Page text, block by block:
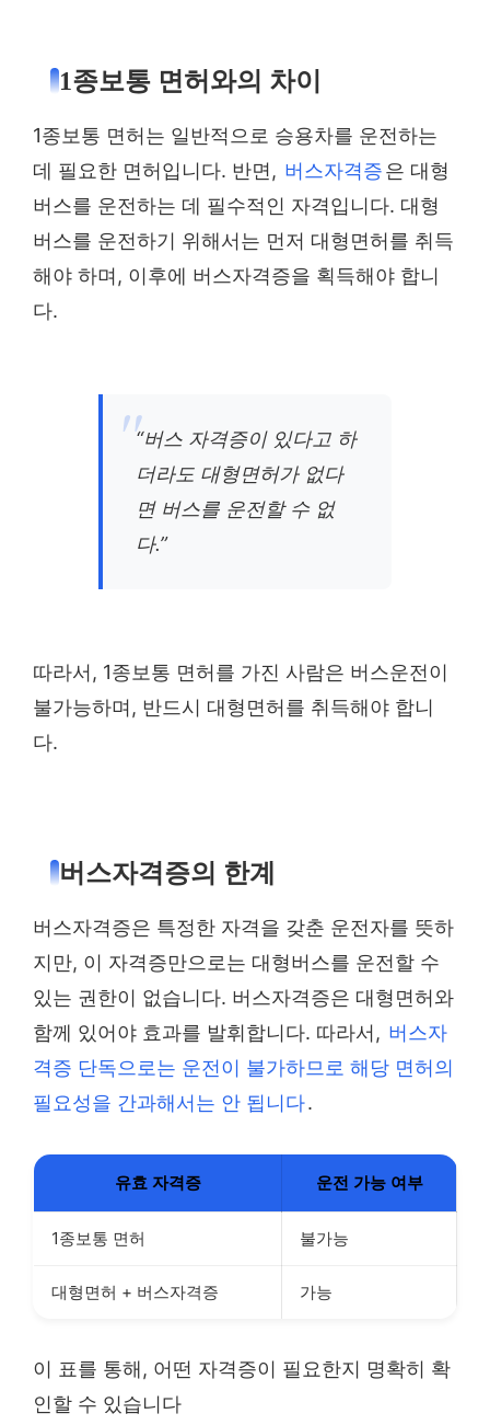
1종보통 면허와의 차이
1종보통 면허는 일반적으로 승용차를 운전하는
데 필요한 면허입니다. 반면, 버스자격증은 대형
버스를 운전하는 데 필수적인 자격입니다. 대형
버스를 운전하기 위해서는 먼저 대형면허를 취득
해야 하며, 이후에 버스자격증을 획득해야 합니
다.
“버스 자격증이 있다고 하
더라도 대형면허가 없다
면 버스를 운전할 수 없
다.”
따라서, 1종보통 면허를 가진 사람은 버스운전이
불가능하며, 반드시 대형면허를 취득해야 합니
다.
버스자격증의 한계
버스자격증은 특정한 자격을 갖춘 운전자를 뜻하
지만, 이 자격증만으로는 대형버스를 운전할 수
있는 권한이 없습니다. 버스자격증은 대형면허와
함께 있어야 효과를 발휘합니다. 따라서, 버스자
격증 단독으로는 운전이 불가하므로 해당 면허의
필요성을 간과해서는 안 됩니다.
유효 자격증 운전 가능 여부
1종보통 면허 불가능
대형면허 + 버스자격증 가능
이 표를 통해, 어떤 자격증이 필요한지 명확히 확
인할 수 있습니다